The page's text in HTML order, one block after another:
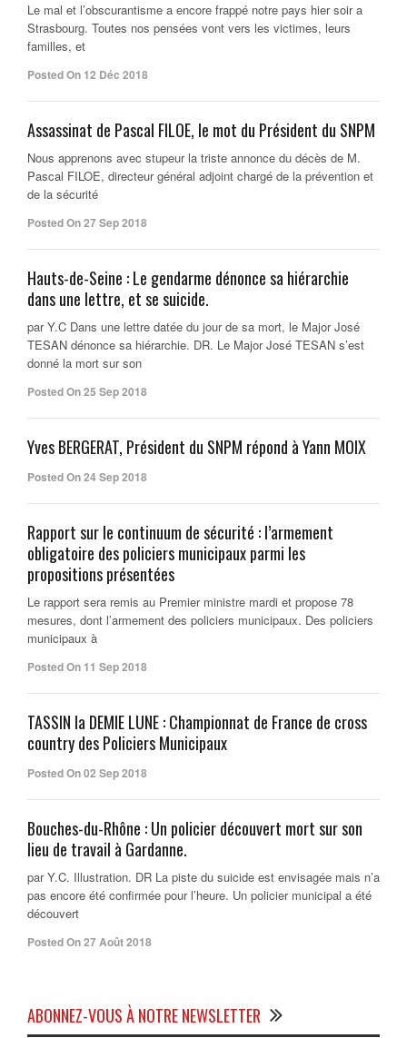
Le mal et l’obscurantisme a encore frappé notre pays hier soir a
Strasbourg. Toutes nos pensées vont vers les victimes, leurs
familles, et
Posted On 12 Déc 2018
Assassinat de Pascal FILOE, le mot du Président du SNPM
Nous apprenons avec stupeur la triste annonce du décès de M.
Pascal FILOE, directeur général adjoint chargé de la prévention et
de la sécurité
Posted On 27 Sep 2018
Hauts-de-Seine : Le gendarme dénonce sa hiérarchie
dans une lettre, et se suicide.
par Y.C Dans une lettre datée du jour de sa mort, le Major José
TESAN dénonce sa hiérarchie. DR. Le Major José TESAN s’est
donné la mort sur son
Posted On 25 Sep 2018
Yves BERGERAT, Président du SNPM répond à Yann MOIX
Posted On 24 Sep 2018
Rapport sur le continuum de sécurité : l’armement
obligatoire des policiers municipaux parmi les
propositions présentées
Le rapport sera remis au Premier ministre mardi et propose 78
mesures, dont l’armement des policiers municipaux. Des policiers
municipaux à
Posted On 11 Sep 2018
TASSIN la DEMIE LUNE : Championnat de France de cross
country des Policiers Municipaux
Posted On 02 Sep 2018
Bouches-du-Rhône : Un policier découvert mort sur son
lieu de travail à Gardanne.
par Y.C. Illustration. DR La piste du suicide est envisagée mais n’a
pas encore été confirmée pour l’heure. Un policier municipal a été
découvert
Posted On 27 Août 2018
ABONNEZ-VOUS À NOTRE NEWSLETTER